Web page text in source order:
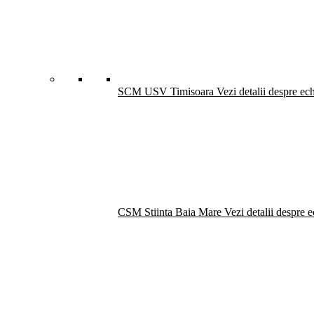
SCM USV Timisoara Vezi detalii despre
CSM Stiinta Baia Mare Vezi detalii despre